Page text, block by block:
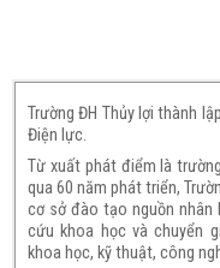
Trường ĐH Thủy lợi thành
Điện lực.
Từ xuất phát điểm là
qua 60 năm phát triển,
cơ sở đào tạo nguồn
cứu khoa học và chuyển
khoa học, kỹ thuật, công